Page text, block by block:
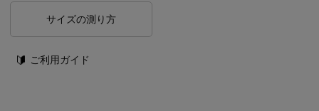
サイズの測り方
ご利用ガイド